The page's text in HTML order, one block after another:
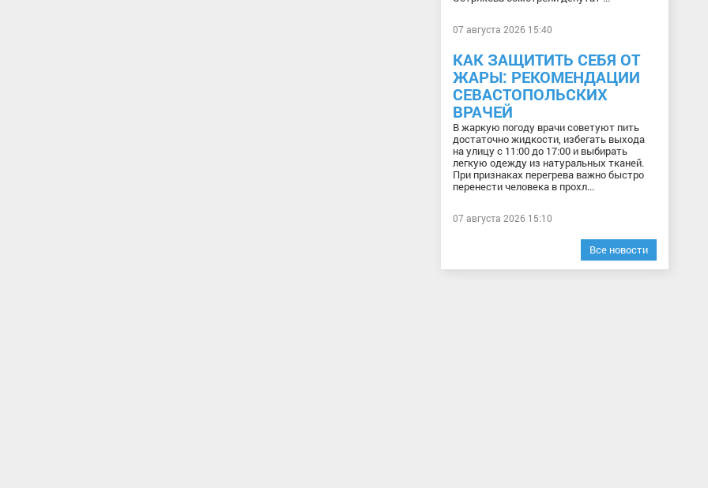
07 августа 2026 15:40
КАК ЗАЩИТИТЬ СЕБЯ ОТ
ЖАРЫ: РЕКОМЕНДАЦИИ
СЕВАСТОПОЛЬСКИХ
ВРАЧЕЙ
В жаркую погоду врачи советуют пить
достаточно жидкости, избегать выхода
на улицу с 11:00 до 17:00 и выбирать
легкую одежду из натуральных тканей.
При признаках перегрева важно быстро
перенести человека в прохл...
07 августа 2026 15:10
Все новости